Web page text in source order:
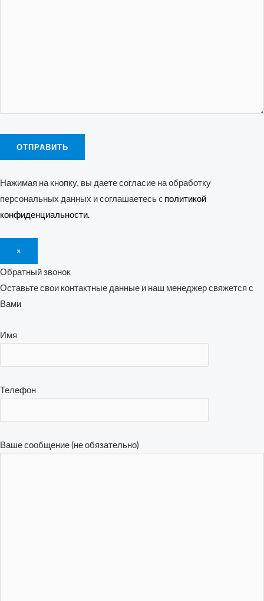
Нажимая на кнопку, вы даете согласие на обработку
персональных данных и соглашаетесь c политикой
конфиденциальности.
×
Обратный звонок
Оставьте свои контактные данные и наш менеджер свяжется с
Вами
Имя
Телефон
Ваше сообщение (не обязательно)